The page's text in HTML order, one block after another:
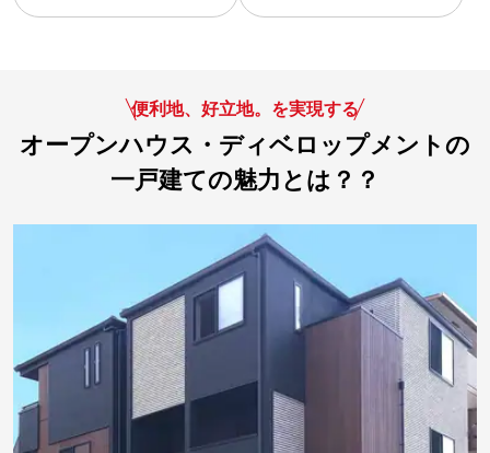
便利地、好立地。を実現する
オープンハウス・ディベロップメントの
一戸建ての魅力とは？？